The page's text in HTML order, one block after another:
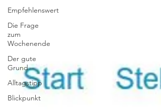
Empfehlenswert
Die Frage
zum
Wochenende
Der gute
Grund
Alltagstipp
Blickpunkt